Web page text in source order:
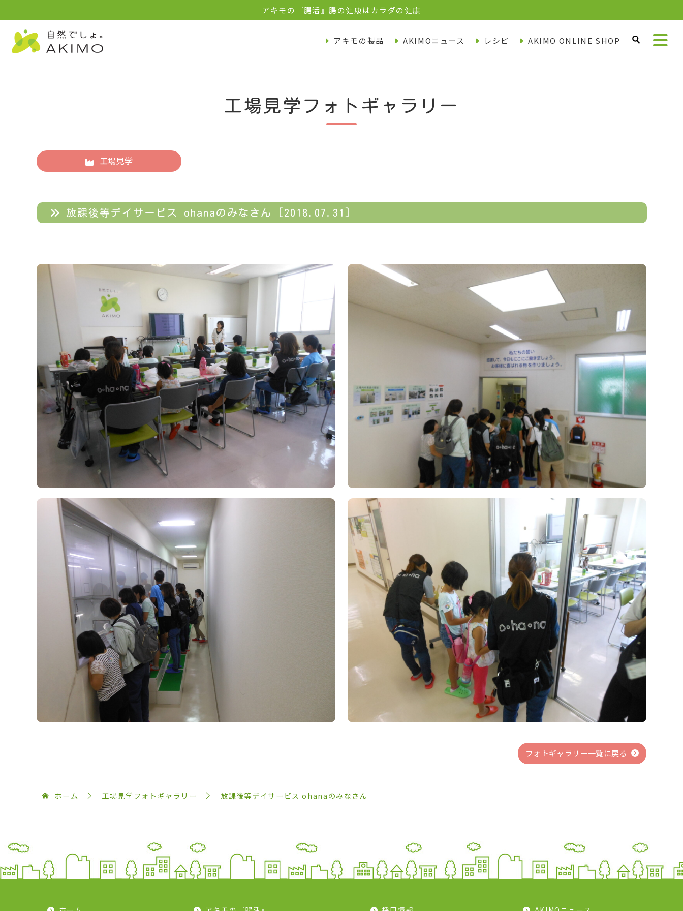
アキモの『腸活』腸の健康はカラダの健康
アキモの製品 AKIMOニュース レシピ AKIMO ONLINE SHOP
工場見学フォトギャラリー
工場見学
放課後等デイサービス ohanaのみなさん [2018.07.31]
フォトギャラリー一覧に戻る
ホーム 工場見学フォトギャラリー 放課後等デイサービス ohanaのみなさん